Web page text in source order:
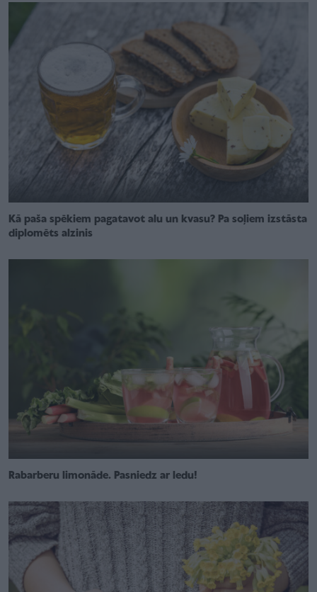
Kā paša spēkiem pagatavot alu un kvasu? Pa soļiem izstāsta
diplomēts alzinis
Rabarberu limonāde. Pasniedz ar ledu!